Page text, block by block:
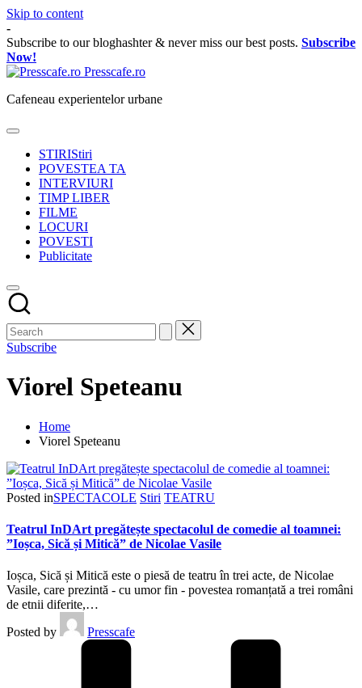
Skip to content
-
Subscribe to our bloghashter & never miss our best posts. Subscribe
Now!
Presscafe.ro
Cafeneau experientelor urbane
STIRIStiri
POVESTEA TA
INTERVIURI
TIMP LIBER
FILME
LOCURI
POVESTI
Publicitate
Subscribe
Viorel Speteanu
Home
Viorel Speteanu
Posted inSPECTACOLE Stiri TEATRU
Teatrul InDArt pregătește spectacolul de comedie al toamnei:
”Ioșca, Sică și Mitică” de Nicolae Vasile
Ioșca, Sică și Mitică este o piesă de teatru în trei acte, de Nicolae
Vasile, care prezintă - cu umor fin - povestea romanțată a trei români
de etnii diferite,…
Posted by
Presscafe